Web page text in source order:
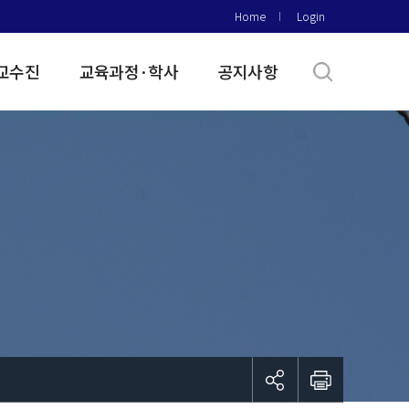
Home Login
수진 교육과정·학사 공지사항